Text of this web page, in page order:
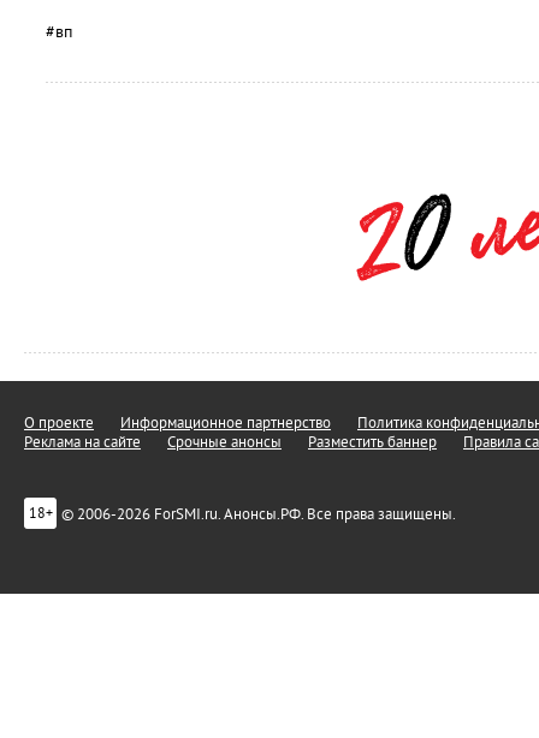
#вп
О проекте Информационное партнерство
Политика
Реклама на сайте
Срочные анонсы Разместить баннер Правила
18+ © 2006-2026 ForSMI.ru. Анонсы.РФ. Все права защищены.